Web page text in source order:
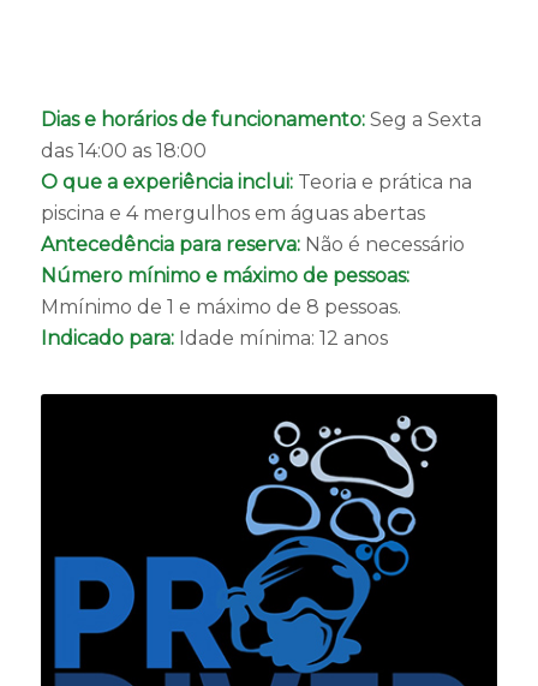
Dias e horários de funcionamento:Seg a Sexta
das 14:00 as 18:00
O que a experiência inclui: Teoria e prática na
piscina e 4 mergulhos em águas abertas
Antecedência para reserva: Não é necessário
Número mínimo e máximo de pessoas:
Mmínimo de 1 e máximo de 8 pessoas.
Indicado para: Idade mínima: 12 anos